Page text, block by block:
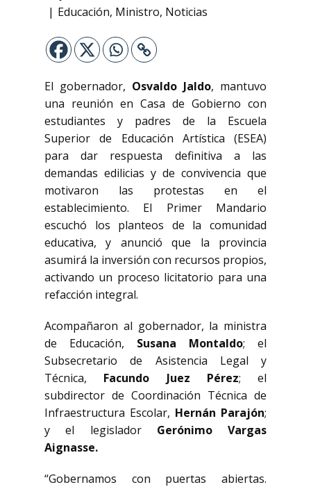
Educación, Ministro, Noticias
El gobernador, Osvaldo Jaldo, mantuvo
una reunión en Casa de Gobierno con
estudiantes y padres de la Escuela
Superior de Educación Artística (ESEA)
para dar respuesta definitiva a las
demandas edilicias y de convivencia que
motivaron las protestas en el
establecimiento. El Primer Mandario
escuchó los planteos de la comunidad
educativa, y anunció que la provincia
asumirá la inversión con recursos propios,
activando un proceso licitatorio para una
refacción integral.
Acompañaron al gobernador, la ministra
de Educación, Susana Montaldo; el
Subsecretario de Asistencia Legal y
Técnica, Facundo Juez Pérez; el
subdirector de Coordinación Técnica de
Infraestructura Escolar, Hernán Parajón;
y el legislador Gerónimo Vargas
Aignasse.
“Gobernamos con puertas abiertas.